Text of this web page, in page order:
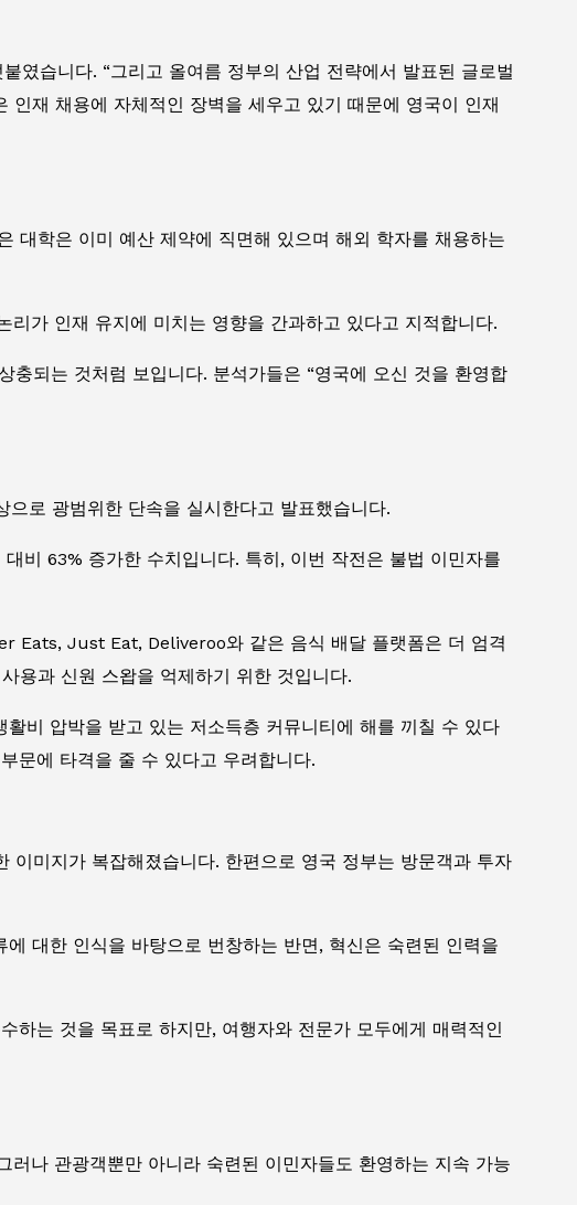
였습니다. “그리고 올여름 정부의 산업 전략에서 발표된 글로벌
재 채용에 자체적인 장벽을 세우고 있기 때문에 영국이 인재
대학은 이미 예산 제약에 직면해 있으며 해외 학자를 채용하는
가 인재 유지에 미치는 영향을 간과하고 있다고 지적합니다.
되는 것처럼 보입니다. 분석가들은 “영국에 오신 것을 환영합
로 광범위한 단속을 실시한다고 발표했습니다.
비 63% 증가한 수치입니다. 특히, 이번 작전은 불법 이민자를
Eats, Just Eat, Deliveroo와 같은 음식 배달 플랫폼은 더 엄격
용과 신원 스왑을 억제하기 위한 것입니다.
비 압박을 받고 있는 저소득층 커뮤니티에 해를 끼칠 수 있다
문에 타격을 줄 수 있다고 우려합니다.
미지가 복잡해졌습니다. 한편으로 영국 정부는 방문객과 투자
대한 인식을 바탕으로 번창하는 반면, 혁신은 숙련된 인력을
하는 것을 목표로 하지만, 여행자와 전문가 모두에게 매력적인
나 관광객뿐만 아니라 숙련된 이민자들도 환영하는 지속 가능